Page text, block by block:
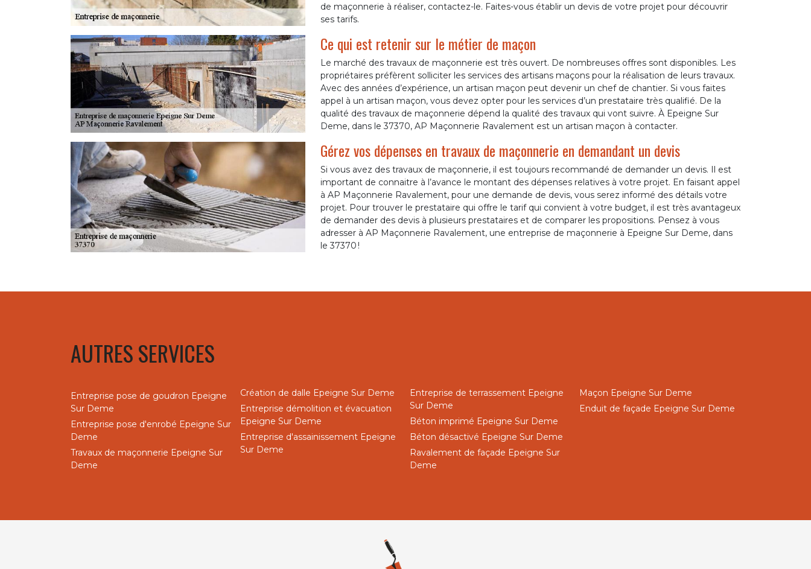
de maçonnerie à réaliser, contactez-le. Faites-vous établir un devis de votre projet pour découvrir
ses tarifs.
Ce qui est retenir sur le métier de maçon
Le marché des travaux de maçonnerie est très ouvert. De nombreuses offres sont disponibles. Les
propriétaires préfèrent solliciter les services des artisans maçons pour la réalisation de leurs travaux.
Avec des années d’expérience, un artisan maçon peut devenir un chef de chantier. Si vous faites
appel à un artisan maçon, vous devez opter pour les services d’un prestataire très qualifié. De la
qualité des travaux de maçonnerie dépend la qualité des travaux qui vont suivre. À Epeigne Sur
Deme, dans le 37370, AP Maçonnerie Ravalement est un artisan maçon à contacter.
Gérez vos dépenses en travaux de maçonnerie en demandant un devis
Si vous avez des travaux de maçonnerie, il est toujours recommandé de demander un devis. Il est
important de connaitre à l’avance le montant des dépenses relatives à votre projet. En faisant appel
à AP Maçonnerie Ravalement, pour une demande de devis, vous serez informé des détails votre
projet. Pour trouver le prestataire qui offre le tarif qui convient à votre budget, il est très avantageux
de demander des devis à plusieurs prestataires et de comparer les propositions. Pensez à vous
adresser à AP Maçonnerie Ravalement, une entreprise de maçonnerie à Epeigne Sur Deme, dans
le 37370 !
AUTRES SERVICES
Entreprise pose de goudron Epeigne
Sur Deme
Entreprise pose d'enrobé Epeigne Sur
Deme
Travaux de maçonnerie Epeigne Sur
Deme
Création de dalle Epeigne Sur Deme
Entreprise démolition et évacuation
Epeigne Sur Deme
Entreprise d'assainissement Epeigne
Sur Deme
Entreprise de terrassement Epeigne
Sur Deme
Béton imprimé Epeigne Sur Deme
Béton désactivé Epeigne Sur Deme
Ravalement de façade Epeigne Sur
Deme
Maçon Epeigne Sur Deme
Enduit de façade Epeigne Sur Deme